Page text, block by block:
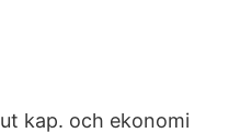
kap. och ekonomi